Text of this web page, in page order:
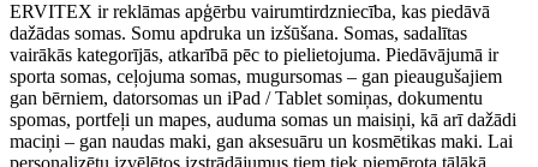
ERVITEX ir reklāmas apģērbu vairumtirdzniecība, kas piedāvā
dažādas somas. Somu apdruka un izšūšana. Somas, sadalītas
vairākās kategorījās, atkarībā pēc to pielietojuma. Piedāvājumā ir
sporta somas, ceļojuma somas, mugursomas – gan pieaugušajiem
gan bērniem, datorsomas un iPad / Tablet somiņas, dokumentu
spomas, portfeļi un mapes, auduma somas un maisiņi, kā arī dažādi
maciņi – gan naudas maki, gan aksesuāru un kosmētikas maki. Lai